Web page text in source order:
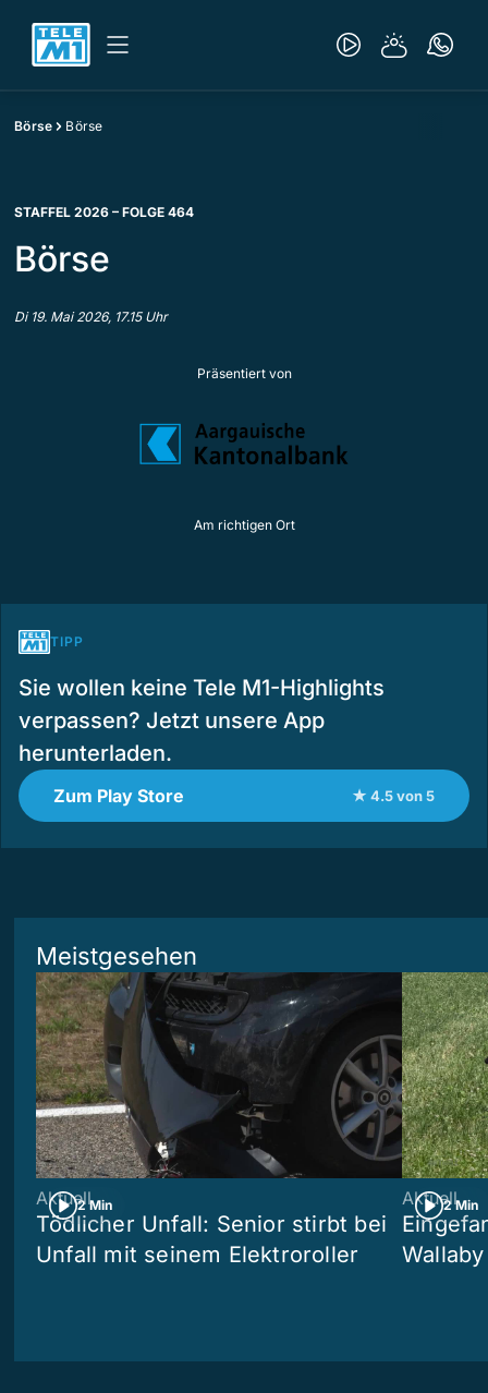
Börse Börse
STAFFEL 2026 – FOLGE 464
Börse
Di 19. Mai 2026, 17.15 Uhr
Präsentiert von
Am richtigen Ort
TIPP
Sie wollen keine Tele M1-Highlights
verpassen? Jetzt unsere App
herunterladen.
Zum Play Store ★ 4.5 von 5
Meistgesehen
2 Min
Aktuell
Tödlicher Unfall: Senior stirbt bei
Unfall mit seinem Elektroroller
2 Min
Aktuell